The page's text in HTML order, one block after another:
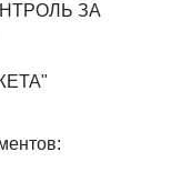
ЗА